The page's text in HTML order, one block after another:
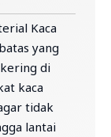
Kaca
yang
di
kaca
tidak
lantai